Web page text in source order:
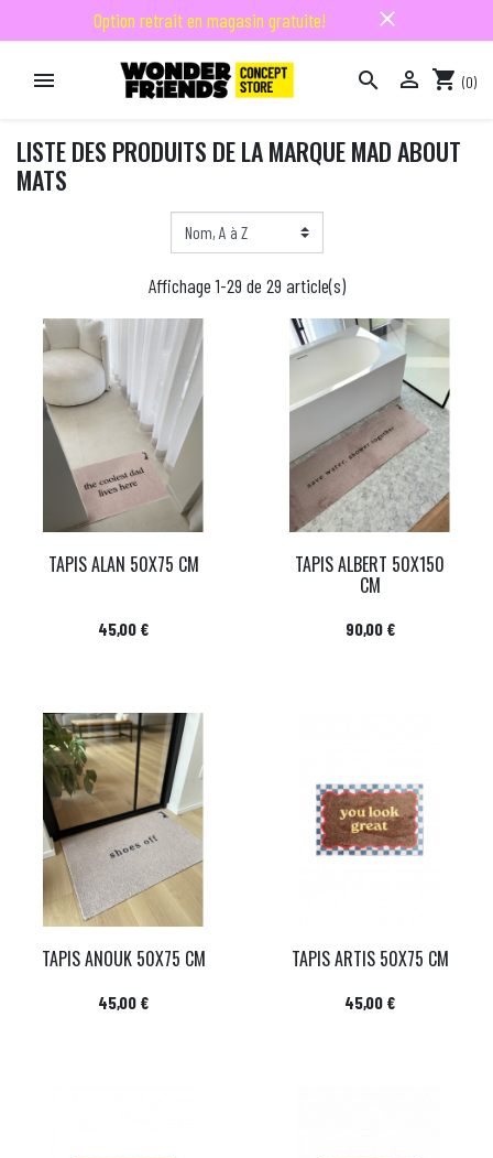
Option retrait en magasin gratuite! close


  shopping_cart (0)
LISTE DES PRODUITS DE LA MARQUE MAD ABOUT
MATS
Affichage 1-29 de 29 article(s)
TAPIS ALAN 50X75 CM
Prix
45,00 €
TAPIS ALBERT 50X150
CM
Prix
90,00 €
TAPIS ANOUK 50X75 CM
Prix
45,00 €
TAPIS ARTIS 50X75 CM
Prix
45,00 €